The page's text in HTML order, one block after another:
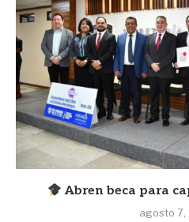
Abren beca para
agosto 7,